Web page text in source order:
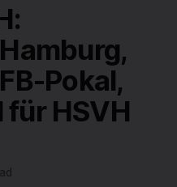
Pokal,
HSVH